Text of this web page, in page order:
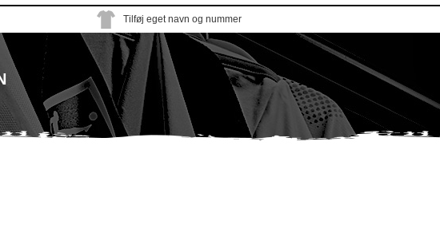
Tilføj eget navn og nummer